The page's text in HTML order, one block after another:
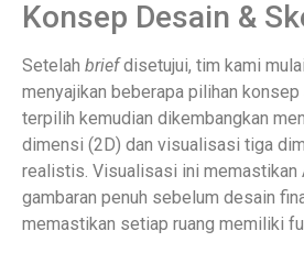
Konsep Desain &
Setelah briefdisetujui, tim kami
menyajikan beberapa pilihan
terpilih kemudian dikembangkan
dimensi (2D) dan visualisasi tiga
realistis. Visualisasi ini memastikan
gambaran penuh sebelum desain
memastikan setiap ruang memiliki